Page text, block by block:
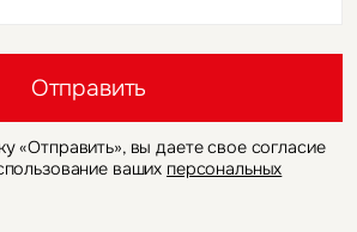
Отправить
«Отправить», вы даете свое согласие
ваших персональных